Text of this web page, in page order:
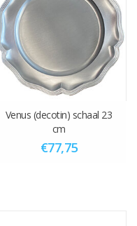
Venus (decotin) schaal 23
cm
€77,75